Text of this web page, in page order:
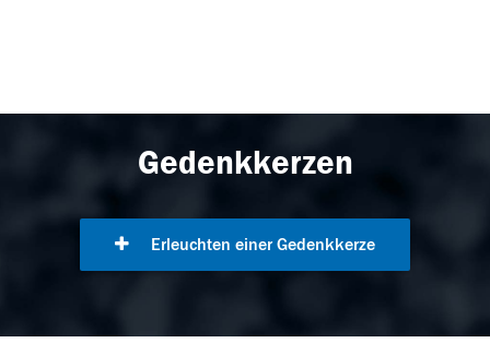
Gedenkkerzen
Erleuchten einer Gedenkkerze